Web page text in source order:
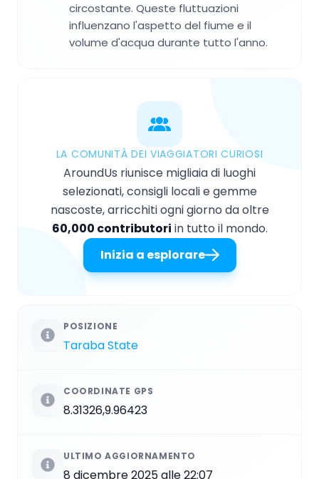
circostante. Queste fluttuazioni
influenzano l'aspetto del fiume e il
volume d'acqua durante tutto l'anno.
LA COMUNITÀ DEI VIAGGIATORI CURIOSI
AroundUs riunisce migliaia di luoghi
selezionati, consigli locali e gemme
nascoste, arricchiti ogni giorno da oltre
60,000 contributori in tutto il mondo.
Inizia a esplorare
POSIZIONE
Taraba State
COORDINATE GPS
8.31326,9.96423
ULTIMO AGGIORNAMENTO
8 dicembre 2025 alle 22:07